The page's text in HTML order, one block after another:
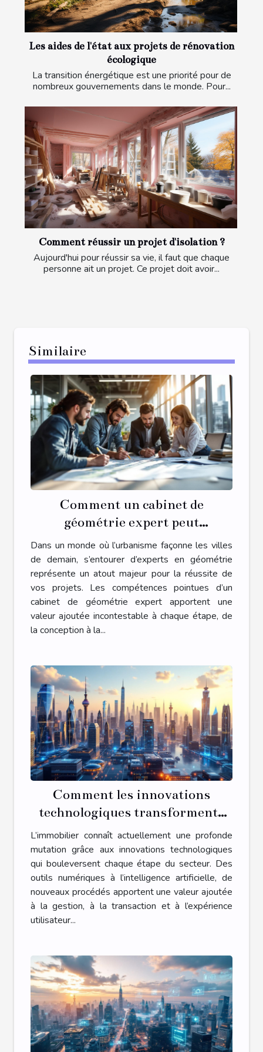
Les aides de l'état aux projets de rénovation
écologique
La transition énergétique est une priorité pour de
nombreux gouvernements dans le monde. Pour...
Comment réussir un projet d'isolation ?
Aujourd'hui pour réussir sa vie, il faut que chaque
personne ait un projet. Ce projet doit avoir...
Similaire
Comment un cabinet de
géométrie expert peut
transformer votre projet
d'urbanisme ?
Dans un monde où l’urbanisme façonne les villes
de demain, s’entourer d’experts en géométrie
représente un atout majeur pour la réussite de
vos projets. Les compétences pointues d’un
cabinet de géométrie expert apportent une
valeur ajoutée incontestable à chaque étape, de
la conception à la...
Comment les innovations
technologiques transforment-
elles l'immobilier ?
L’immobilier connaît actuellement une profonde
mutation grâce aux innovations technologiques
qui bouleversent chaque étape du secteur. Des
outils numériques à l’intelligence artificielle, de
nouveaux procédés apportent une valeur ajoutée
à la gestion, à la transaction et à l’expérience
utilisateur...